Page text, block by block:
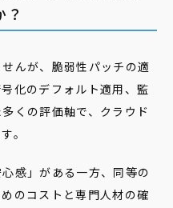
んが、脆弱性パッチの適
化のデフォルト適用、監
くの評価軸で、クラウド
。
感」がある一方、同等の
のコストと専門人材の確